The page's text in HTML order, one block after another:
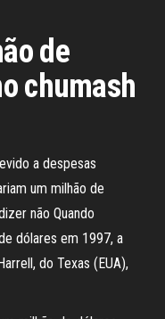
de
chumash
a despesas
um milhão de
não Quando
dólares em 1997, a
do Texas (EUA),